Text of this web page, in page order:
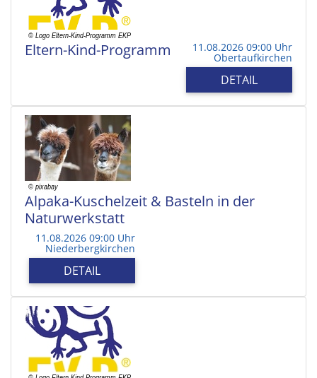
Eltern-Kind-Programm 11.08.2026 09:00 Uhr
Obertaufkirchen
DETAIL
Alpaka-Kuschelzeit & Basteln in der
Naturwerkstatt
11.08.2026 09:00 Uhr
Niederbergkirchen
DETAIL